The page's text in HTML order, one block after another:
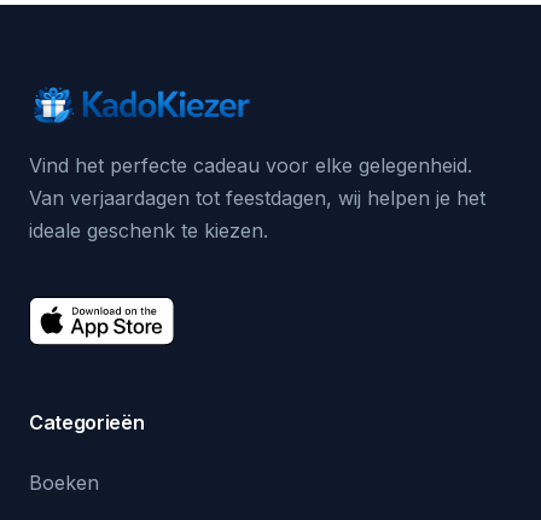
Vind het perfecte cadeau voor elke gelegenheid.
Van verjaardagen tot feestdagen, wij helpen je het
ideale geschenk te kiezen.
Categorieën
Boeken